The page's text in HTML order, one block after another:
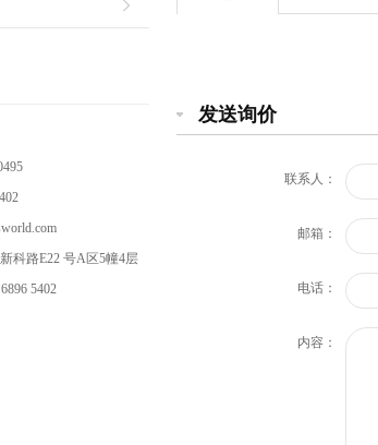
发送询价
联系人：
邮箱：
电话：
内容：
科路E22 号A区5幢4层
5402